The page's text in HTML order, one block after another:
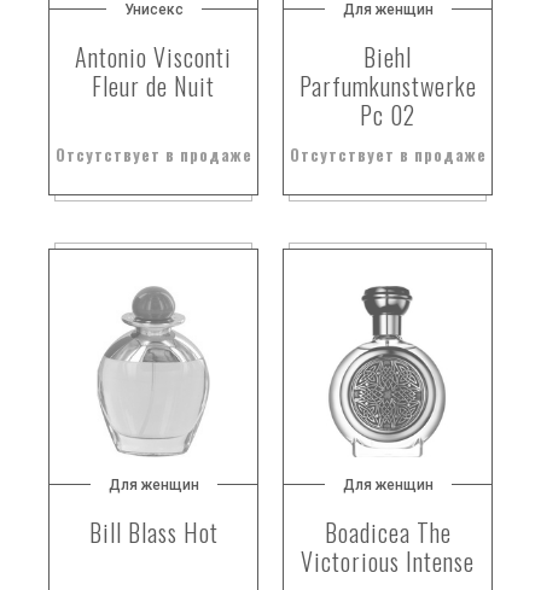
береза
берёза
бессмертник
бетон
благородные древесные породы
благородные породы дерева
бобовник
бобровая струя
бобы тонк
бобы тонка
бобы тонка
бобы тонка и розовый перец
бобы тонка.
Унисекс
Antonio Visconti
Fleur de Nuit
Отсутствует в продаже
Для женщин
Biehl
Parfumkunstwerke
Pc 02
Отсутствует в продаже
Для женщин
Bill Blass Hot
Для женщин
Boadicea The
Victorious Intense